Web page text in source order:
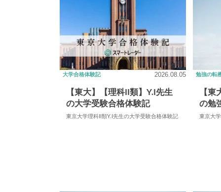
大学合格体験記 2026.08.05
【東大】【理科II類】Y.I先生
の大学受験合格体験記
東京大学理科II類Y.I先生の大学受験合格体験記
勉強の転
【
の勉
東京大